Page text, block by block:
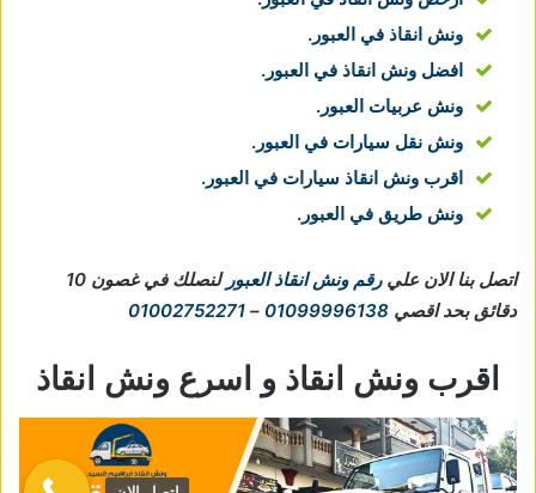
ونش انقاذ في العبور .
افضل ونش انقاذ في العبور .
ونش عربيات العبور .
ونش نقل سيارات في العبور .
اقرب ونش انقاذ سيارات في العبور .
ونش طريق في العبور .
اتصل بنا الان عليرقم ونش انقاذ العبور
لنصلك في غصون 10
دقائق بحد اقصي 01099996138
–
01002752271
اقرب ونش انقاذ و اسرع ونش انقاذ